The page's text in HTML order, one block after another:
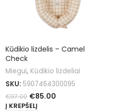
Kūdikio lizdelis – Camel
Check
Miegui, Kūdikio lizdeliai
SKU: 5907464300095
€97.00 €85.00
Į KREPŠELĮ